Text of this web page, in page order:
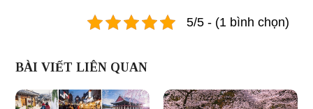
5/5 - (1 bình chọn)
BÀI VIẾT LIÊN QUAN